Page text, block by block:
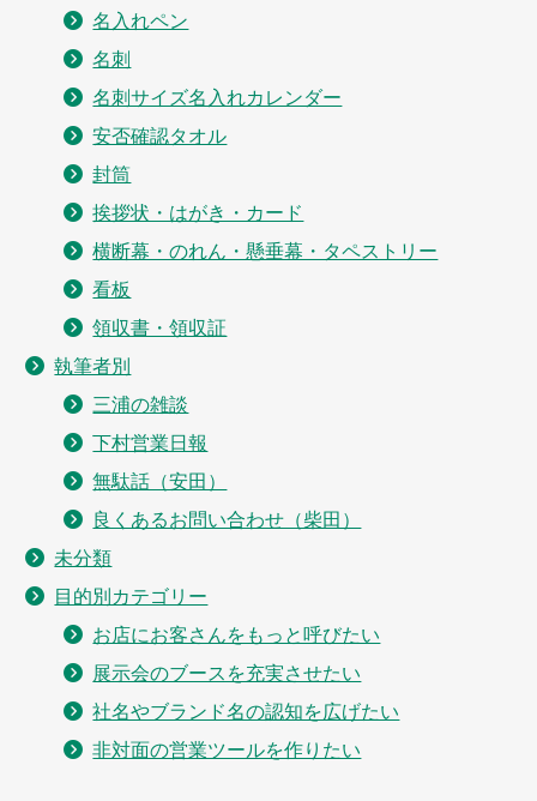
名入れペン
名刺
名刺サイズ名入れカレンダー
安否確認タオル
封筒
挨拶状・はがき・カード
横断幕・のれん・懸垂幕・タペストリー
看板
領収書・領収証
執筆者別
三浦の雑談
下村営業日報
無駄話（安田）
良くあるお問い合わせ（柴田）
未分類
目的別カテゴリー
お店にお客さんをもっと呼びたい
展示会のブースを充実させたい
社名やブランド名の認知を広げたい
非対面の営業ツールを作りたい